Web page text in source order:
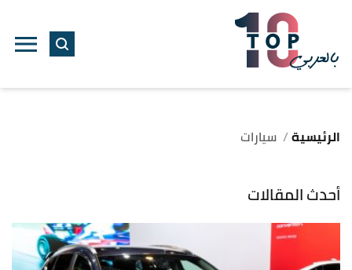
الرئيسية سيارات
أحدث المقالات